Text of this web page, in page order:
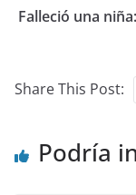
Falleció una
Share This Post:
Podría